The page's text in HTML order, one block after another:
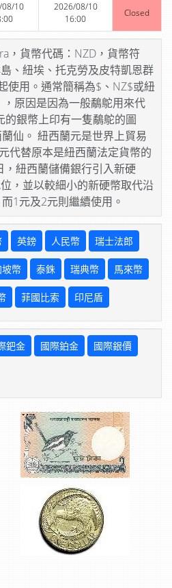
10
2026/08/10
16:00
Closed
，貨幣代碼：NZD，貨幣符
、紐埃、托克勞及皮特凱恩群
使用。通常簡稱為$、NZ$或紐
原因是因為一般鷸鴕用來代
銀幣上印有一隻鷸鴕的圖
仙。 紐西蘭元是世界上貿易
代替原本是紐西蘭法定貨幣的
紐西蘭儲備銀行引入新硬
，並以較細小的新硬幣取代沿
1元及2元則繼續使用。
英鎊 人民幣 瑞士法郎
幣 泰銖 瑞典幣 馬來幣
菲國比索 印尼盾
鈀金 國際鉑金 國際銀價